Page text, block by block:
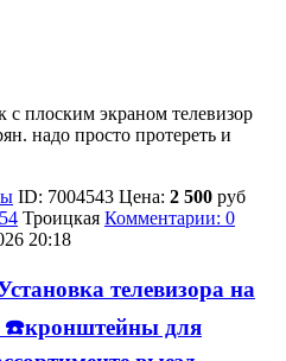
плоским экраном телевизор
надо просто протереть и
ID: 7004543 Цена: 2 500 руб
Троицкая Комментарии: 0
20:18
телевизора на
☎️кронштейны для